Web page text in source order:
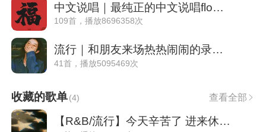
中文说唱｜最纯正的中文说唱flow合集
109首，播放8696358次
流行｜和朋友来场热热闹闹的录营吧！
41首，播放5095469次
收藏的歌单(4) 查看全部
【R&B/流行】今天辛苦了 进来休息下吧！